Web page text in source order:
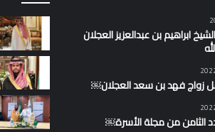
ابراهيم بن عبدالعزيز العجلان
زواج فهد بن سعد العجلان￼
الثامن من مجلة الأسرة￼